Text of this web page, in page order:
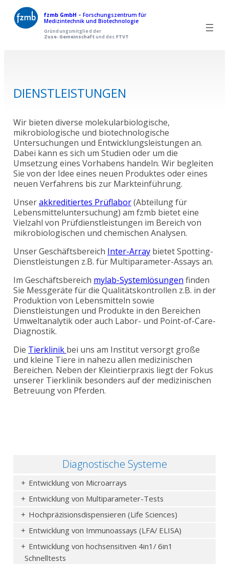
Zum
Inhalt
fzmb GmbH – Forschungszentrum für
Medizintechnik und Biotechnologie
Gründungsmitglied der
Zuse-Gemeinschaftund des FTVT
DIENSTLEISTUNGEN
Wir bieten diverse molekularbiologische,
mikrobiologische und biotechnologische
Untersuchungen und Entwicklungsleistungen an.
Dabei kann es sich um Studien oder um die
Umsetzung eines Vorhabens handeln. Wir begleiten
Sie von der Idee eines neuen Produktes oder eines
neuen Verfahrens bis zur Markteinführung.
Unserakkreditiertes Prüflabor(Abteilung für
Lebensmitteluntersuchung) am fzmb bietet eine
Vielzahl von Prüfdienstleistungen im Bereich von
mikrobiologischen und chemischen Analysen.
Unser Geschäftsbereich Inter-Array bietet Spotting-
Dienstleistungen z.B. für Multiparameter-Assays an.
Im Geschäftsbereich mylab-Systemlösungen finden
Sie Messgeräte für die Qualitätskontrollen z.B. in der
Produktion von Lebensmitteln sowie
Dienstleistungen und Produkte in den Bereichen
Umweltanalytik oder auch Labor- und Point-of-Care-
Diagnostik.
Die Tierklinik bei uns am Institut versorgt große
und kleine Tiere in nahezu allen medizinischen
Bereichen. Neben der Kleintierpraxis liegt der Fokus
unserer Tierklinik besonders auf der medizinischen
Betreuung von Pferden.
Diagnostische Systeme
Entwicklung von Microarrays
Entwicklung von Multiparameter-Tests
Hochpräzisionsdispensieren (Life Sciences)
Entwicklung von Immunoassays (LFA/ ELISA)
Entwicklung von hochsensitiven 4in1/ 6in1
Schnelltests